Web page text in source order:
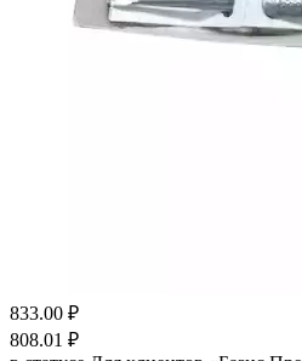
833.00 ₽
808.01 ₽